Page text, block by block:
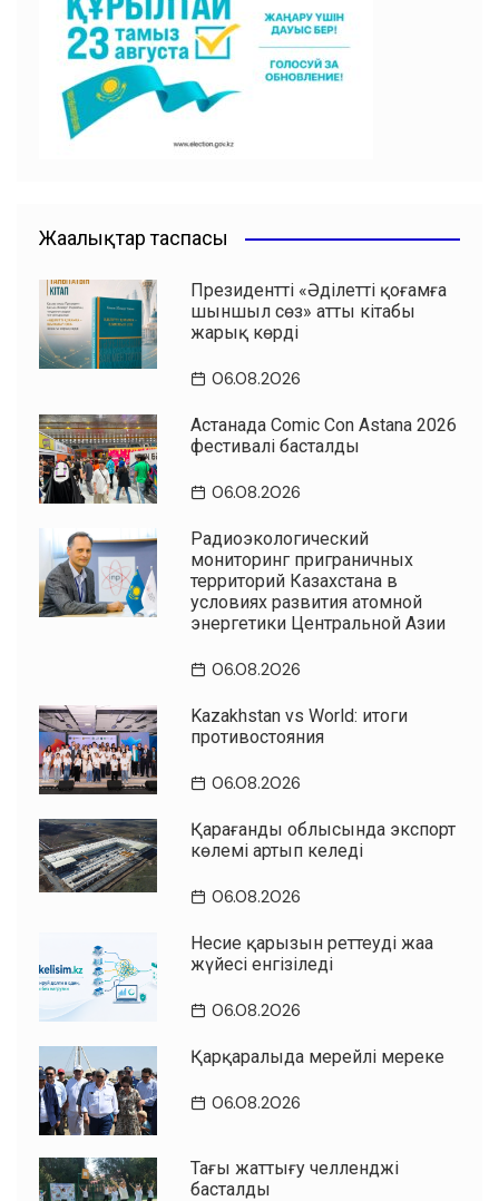
o
o
k
p
p
m
Жаңалықтар таспасы
Президенттің «Әділетті қоғамға
шыншыл сөз» атты кітабы
жарық көрді
06.08.2026
Астанада Comic Con Astana 2026
фестивалі басталды
06.08.2026
Радиоэкологический
мониторинг приграничных
территорий Казахстана в
условиях развития атомной
энергетики Центральной Азии
06.08.2026
Kazakhstan vs World: итоги
противостояния
06.08.2026
Қарағанды облысында экспорт
көлемі артып келеді
06.08.2026
Несие қарызын реттеудің жаңа
жүйесі енгізіледі
06.08.2026
Қарқаралыда мерейлі мереке
06.08.2026
Таңғы жаттығу челленджі
басталды